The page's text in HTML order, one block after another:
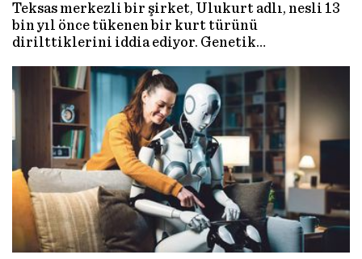
Teksas merkezli bir şirket, Ulukurt adlı, nesli 13
bin yıl önce tükenen bir kurt türünü
dirilttiklerini iddia ediyor. Genetik
üzerinde değişiklik yapan şirket, toplam üç kurdu
adeta görücüye çıkardı. Bilim dünyası bu
gelişmenin gerçekliğine şüpheyle yaklaşırken,
“artık soyu tükense bile hiçbir canlı güvende
değil” esprisinin gerçeklik payı da iç ürpertiyor.